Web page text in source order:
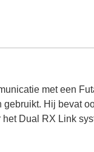
met een
Hij bevat
Dual RX Link